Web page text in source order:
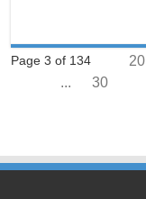
Page 3 of 134
20
30
...